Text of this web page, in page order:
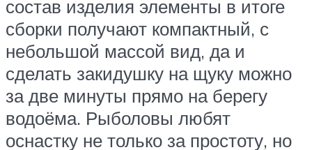
состав изделия элементы в итоге
сборки получают компактный, с
небольшой массой вид, да и
сделать закидушку на щуку можно
за две минуты прямо на берегу
водоёма. Рыболовы любят
оснастку не только за простоту, но